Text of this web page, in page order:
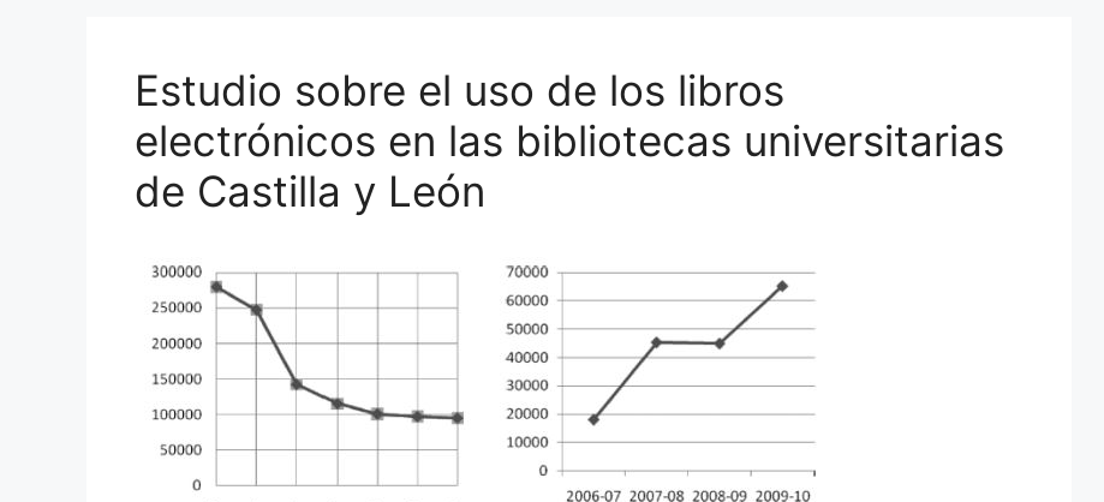
k
Estudio sobre el uso de los libros
electrónicos en las bibliotecas universitarias
de Castilla y León